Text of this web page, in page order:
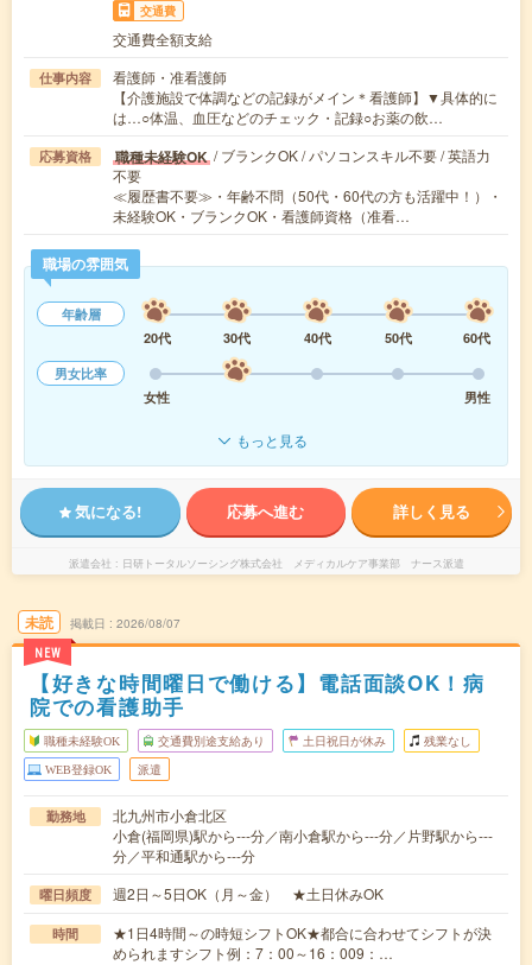
交通費
交通費全額支給
仕事内容
看護師・准看護師
【介護施設で体調などの記録がメイン＊看護師】▼具体的に
は…○体温、血圧などのチェック・記録○お薬の飲…
応募資格 職種未経験OK / ブランクOK / パソコンスキル不要 / 英語力
不要
≪履歴書不要≫・年齢不問（50代・60代の方も活躍中！）・
未経験OK・ブランクOK・看護師資格（准看…
職場の雰囲気
年齢層
20代
30代 40代 50代
60代
男女比率
女性
男性
もっと見る
気になる! 応募へ進む 詳しく見る
派遣会社 日研トータルソーシング株式会社 メディカルケア事業部 ナース派遣
未読
NEW
掲載日 2026/08/07
【好きな時間曜日で働ける】電話面談OK！病
院での看護助手
職種未経験OK 交通費別途支給あり 土日祝日が休み 残業なし
WEB登録OK 派遣
勤務地
北九州市小倉北区
小倉(福岡県)駅から---分／南小倉駅から---分／片野駅から---
分／平和通駅から---分
曜日頻度 週2日～5日OK（月～金） ★土日休みOK
時間
★1日4時間～の時短シフトOK★都合に合わせてシフトが決
められますシフト例：7：00～16：009：…